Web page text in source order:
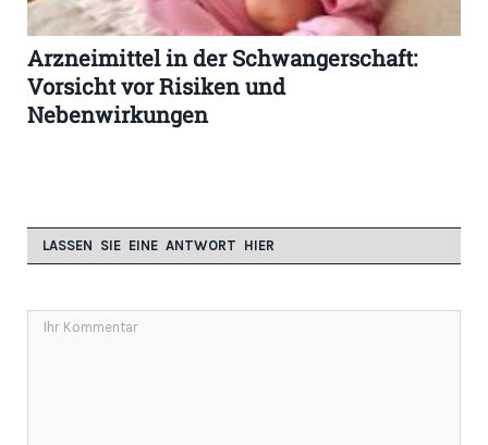
Arzneimittel in der Schwangerschaft:
Vorsicht vor Risiken und
Nebenwirkungen
LASSEN SIE EINE ANTWORT HIER